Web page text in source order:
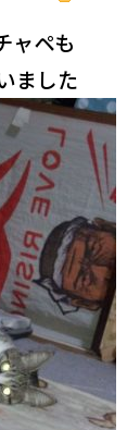
ャペも
ました